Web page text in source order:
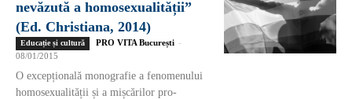
nevăzută a homosexualității”
(Ed. Christiana, 2014)
Educație și cultură PRO VITA București -
08/01/2015
O excepțională monografie a fenomenului
homosexualității și a mișcărilor pro-